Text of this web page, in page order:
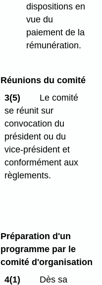
dispositions en
vue du
paiement de la
rémunération.
Réunions du comité
3(5)
Le comité
se réunit sur
convocation du
président ou du
vice-président et
conformément aux
règlements.
Préparation d'un
programme par le
comité d'organisation
4(1)
Dès sa